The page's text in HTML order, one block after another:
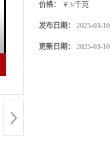
价格： ￥3/千克
发布日期： 2025-03-10
更新日期： 2025-03-10